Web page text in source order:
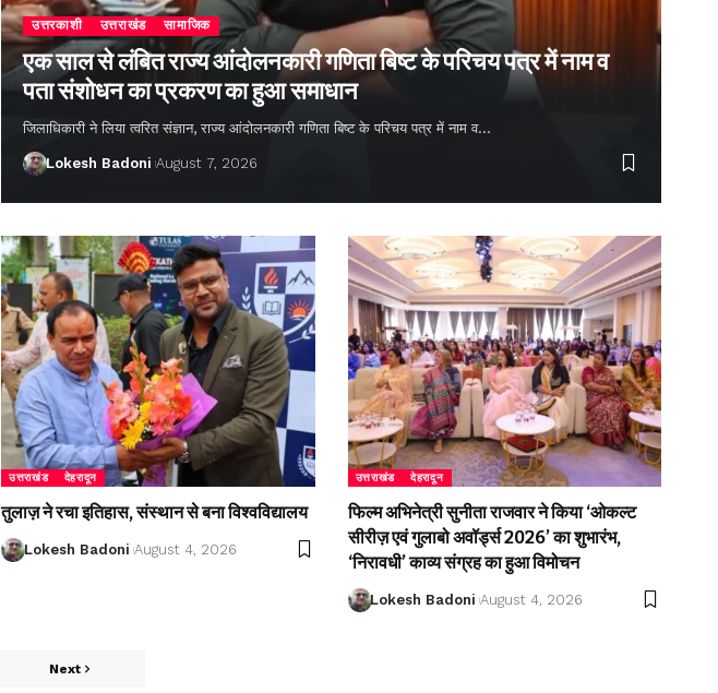
उत्तरकाशी उत्तराखंड सामाजिक
एक साल से लंबित राज्य आंदोलनकारी गणिता बिष्ट के परिचय पत्र में नाम व
पता संशोधन का प्रकरण का हुआ समाधान
जिलाधिकारी ने लिया त्वरित संज्ञान, राज्य आंदोलनकारी गणिता बिष्ट के परिचय पत्र में नाम व…
Lokesh Badoni August 7, 2026
उत्तराखंड देहरादून
तुलाज़ ने रचा इतिहास, संस्थान से बना विश्वविद्यालय
Lokesh Badoni August 4, 2026
उत्तराखंड देहरादून
फिल्म अभिनेत्री सुनीता राजवार ने किया ‘ओकल्ट
सीरीज़ एवं गुलाबो अवॉर्ड्स 2026’ का शुभारंभ,
‘निरावधी’ काव्य संग्रह का हुआ विमोचन
Lokesh Badoni August 4, 2026
Next